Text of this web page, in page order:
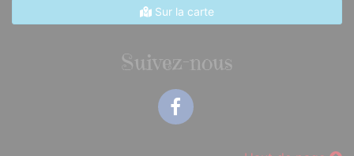
Sur la carte
Suivez-nous